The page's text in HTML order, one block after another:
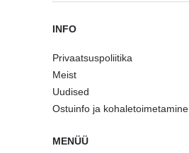
INFO
Privaatsuspoliitika
Meist
Uudised
Ostuinfo ja kohaletoimetamine
MENÜÜ